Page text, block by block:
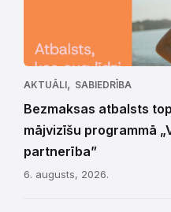
AKTUĀLI, SABIEDRĪBA
Bezmaksas atbalsts
mājvizīšu programmā
partnerība”
6. augusts, 2026.